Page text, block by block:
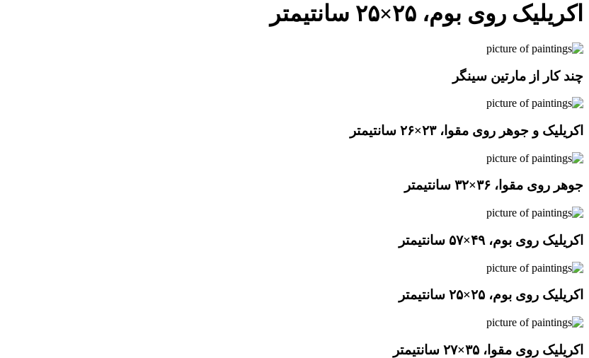
اکریلیک روی بوم، ۲۵×۲۵ سانتیمتر
چند کار از مارتین سینگر
اکریلیک و جوهر روی مقوا، ۲۳×۲۶ سانتیمتر
جوهر روی مقوا، ۳۶×۳۲ سانتیمتر
اکریلیک روی بوم، ۴۹×۵۷ سانتیمتر
اکریلیک روی بوم، ۲۵×۲۵ سانتیمتر
اکریلیک روی مقوا، ۳۵×۲۷ سانتیمتر